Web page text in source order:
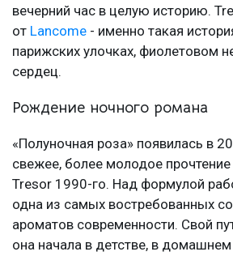
вечерний час в целую историю.
от Lancome - именно такая
парижских улочках, фиолетовом
сердец.
Рождение ночного романа
«Полуночная роза» появилась в
свежее, более молодое прочтение
Tresor 1990-го. Над формулой
одна из самых востребованных
ароматов современности. Свой
она начала в детстве, в